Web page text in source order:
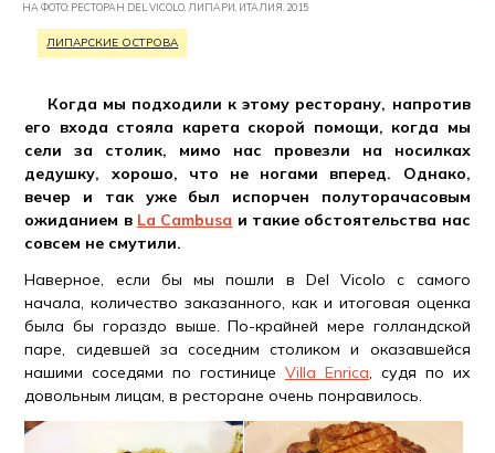
НА ФОТО: РЕСТОРАН DEL VICOLO, ЛИПАРИ, ИТАЛИЯ. 2015
ЛИПАРСКИЕ ОСТРОВА
Когда мы подходили к этому ресторану, напротив
его входа стояла карета скорой помощи, когда мы
сели за столик, мимо нас провезли на носилках
дедушку, хорошо, что не ногами вперед. Однако,
вечер и так уже был испорчен полуторачасовым
ожиданием в La Cambusa и такие обстоятельства нас
совсем не смутили.
Наверное, если бы мы пошли в Del Vicolo с самого
начала, количество заказанного, как и итоговая оценка
была бы гораздо выше. По-крайней мере голландской
паре, сидевшей за соседним столиком и оказавшейся
нашими соседями по гостинице Villa Enrica, судя по их
довольным лицам, в ресторане очень понравилось.